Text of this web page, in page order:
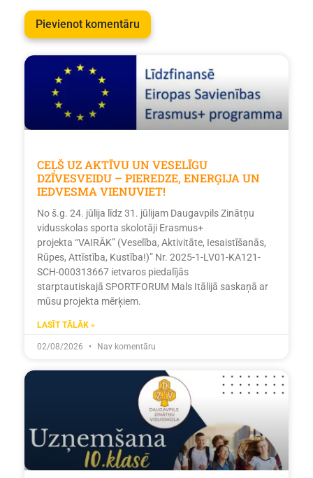
CEĻŠ UZ AKTĪVU UN VESELĪGU
DZĪVESVEIDU – PIEREDZE, ENERĢIJA UN
IEDVESMA VIENUVIET!
No š.g. 24. jūlija līdz 31. jūlijam Daugavpils Zinātņu
vidusskolas sporta skolotāji Erasmus+
projekta “VAIRĀK” (Veselība, Aktivitāte, Iesaistīšanās,
Rūpes, Attīstība, Kustība!)” Nr. 2025-1-LV01-KA121-
SCH-000313667 ietvaros piedalījās
starptautiskajā SPORTFORUM Mals Itālijā saskaņā ar
mūsu projekta mērķiem.
LASĪT TĀLĀK »
02/08/2026 Nav komentāru